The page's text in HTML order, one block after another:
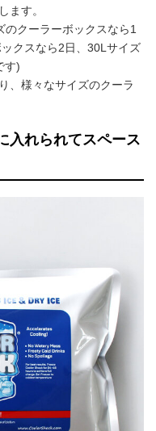
ます。
クーラーボックスなら1
クスなら2日、30Lサイズ
す)
、様々なサイズのクーラ
入れられてスペース